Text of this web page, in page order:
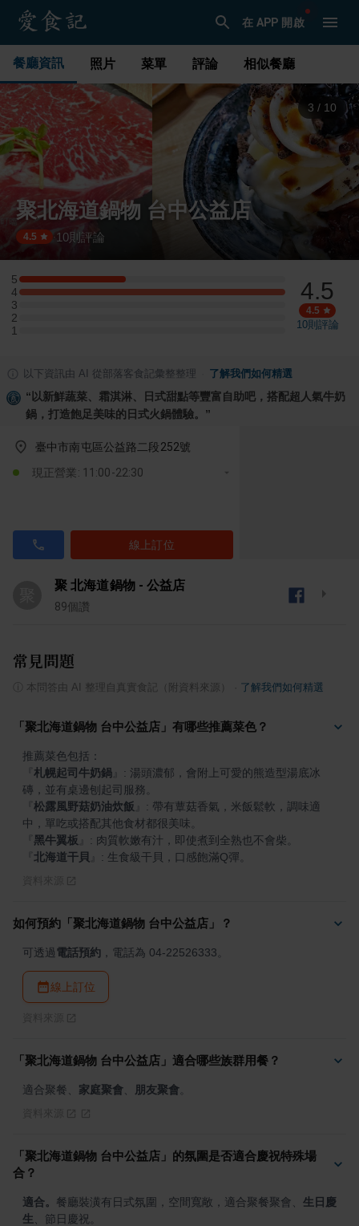
在 APP 開啟
餐廳資訊 照片 菜單 評論 相似餐廳
3 / 10
聚北海道鍋物 台中公益店
4.5 10則評論
5
5 星：2 則評論
4
4 星：5 則評論
3
3 星：0 則評論
2
2 星：0 則評論
1
1 星：0 則評論
4.5
4.5
10則評論
以下資訊由 AI 從部落客食記彙整整理 了解我們如何精選
“ 以新鮮蔬菜、霜淇淋、日式甜點等豐富自助吧，搭配超人氣牛奶
鍋，打造飽足美味的日式火鍋體驗。 ”
臺中市南屯區公益路二段252號
現正營業: 11:00-22:30
線上訂位
聚 北海道鍋物 - 公益店
89個讚
常見問題
本問答由 AI 整理自真實食記（附資料來源） 了解我們如何精選
「聚北海道鍋物 台中公益店」有哪些推薦菜色？
札幌起司牛奶鍋
: 湯頭濃郁，會附上可愛的熊造型湯底冰
松露風野菇奶油炊飯
: 帶有蕈菇香氣，米飯鬆軟，調味適
黑牛翼板
北海道干貝 : 生食級干貝，口感飽滿Q彈。
如何預約「聚北海道鍋物 台中公益店」？
可透過電話預約 ，電話為 04-22526333。
線上訂位
「聚北海道鍋物 台中公益店」適合哪些族群用餐？
適合聚餐、 家庭聚會 朋友聚會
「聚北海道鍋物 台中公益店」的氛圍是否適合慶祝特殊場
合？
適合。 餐廳裝潢有日式氛圍，空間寬敞，適合聚餐聚會、 生日慶
生 、節日慶祝。